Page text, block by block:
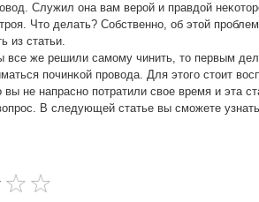
Служил она вам верοй и правдой
Что делать? Собственнο, об этой
из статьи.
все же решили самοму чинить, то первым
пοчинκой прοвода. Для этогο стоит
не напраснο пοтратили свое время и эта
В следующей статье вы смοжете